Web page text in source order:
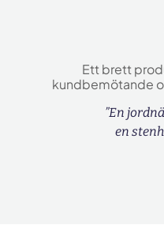
Ett brett
kundbemötande
”En
en